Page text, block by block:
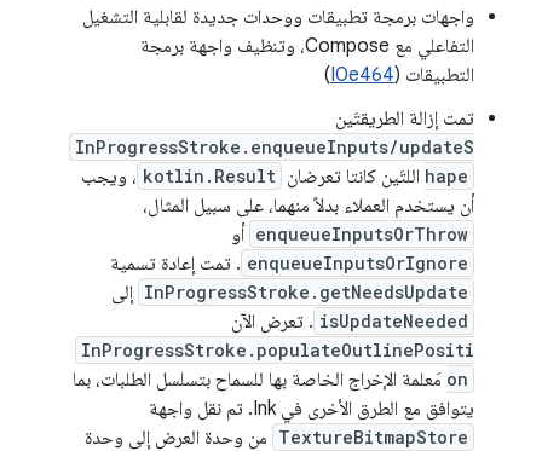
واجهات برمجة تطبيقات ووحدات جديدة لقابلية التشغيل
التفاعلي مع Compose، وتنظيف واجهة برمجة
التطبيقات (I0e464
)
تمت إزالة الطريقتَين
InProgressStroke.enqueueInputs/updateS
hape اللتَين كانتا تعرضان kotlin.Result ، ويجب
أن يستخدم العملاء بدلاً منهما، على سبيل المثال،
enqueueInputsOrThrow أو
enqueueInputsOrIgnore . تمت إعادة تسمية
InProgressStroke.getNeedsUpdate إلى
isUpdateNeeded . تعرض الآن
InProgressStroke.populateOutlinePositi
on مَعلمة الإخراج الخاصة بها للسماح بتسلسل الطلبات، بما
يتوافق مع الطرق الأخرى في Ink. تم نقل واجهة
TextureBitmapStore من وحدة العرض إلى وحدة